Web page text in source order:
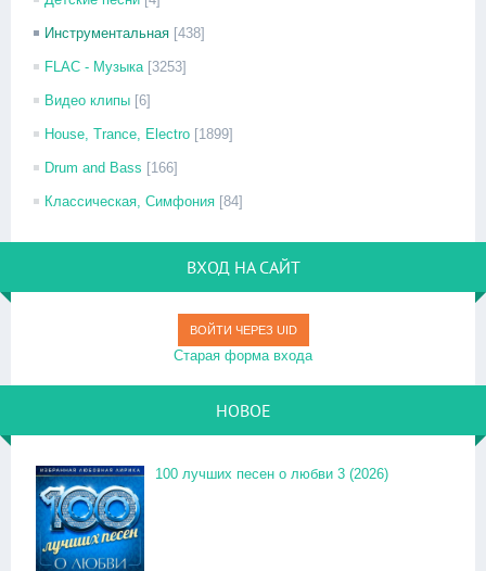
Инструментальная [438]
FLAC - Музыка [3253]
Видео клипы [6]
House, Trance, Electro [1899]
Drum and Bass [166]
Классическая, Симфония [84]
ВХОД НА САЙТ
ВОЙТИ ЧЕРЕЗ UID
Старая форма входа
НОВОЕ
100 лучших песен о любви 3 (2026)